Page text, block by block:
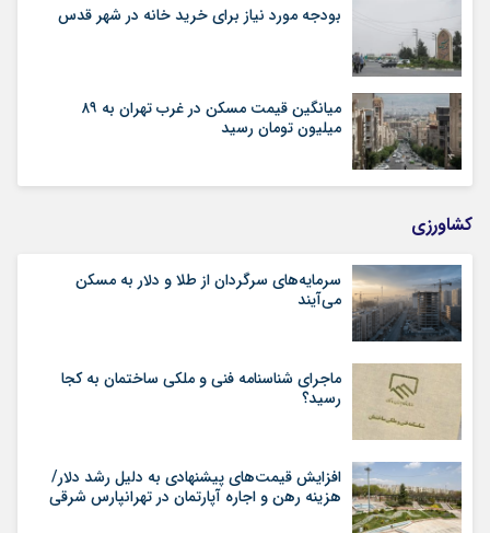
بودجه مورد نیاز برای خرید خانه در شهر قدس
میانگین قیمت مسکن در غرب تهران به ۸۹
میلیون تومان رسید
کشاورزی
سرمایه‌های سرگردان از طلا و دلار به مسکن
می‌آیند
ماجرای شناسنامه‌ فنی و ملکی ساختمان به کجا
رسید؟
افزایش قیمت‌های پیشنهادی به دلیل رشد دلار/
هزینه رهن و اجاره آپارتمان در تهرانپارس شرقی